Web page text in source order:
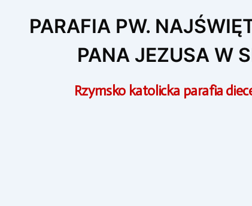
PARAFIA PW.
PANA JEZUSA W
Rzymsko katolicka parafia